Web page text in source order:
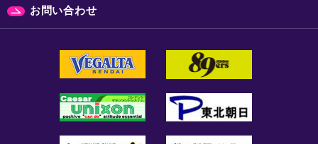
お問い合わせ